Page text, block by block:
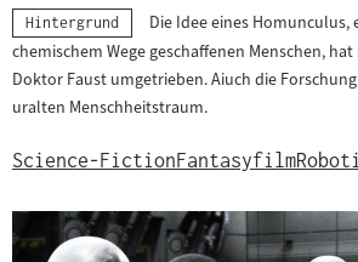
Kategorie:
Hintergrund
Die Idee eines
chemischem Wege geschaffenen Menschen,
Doktor Faust umgetrieben. Aiuch die
uralten Menschheitstraum.
Science-FictionFantasyfilm